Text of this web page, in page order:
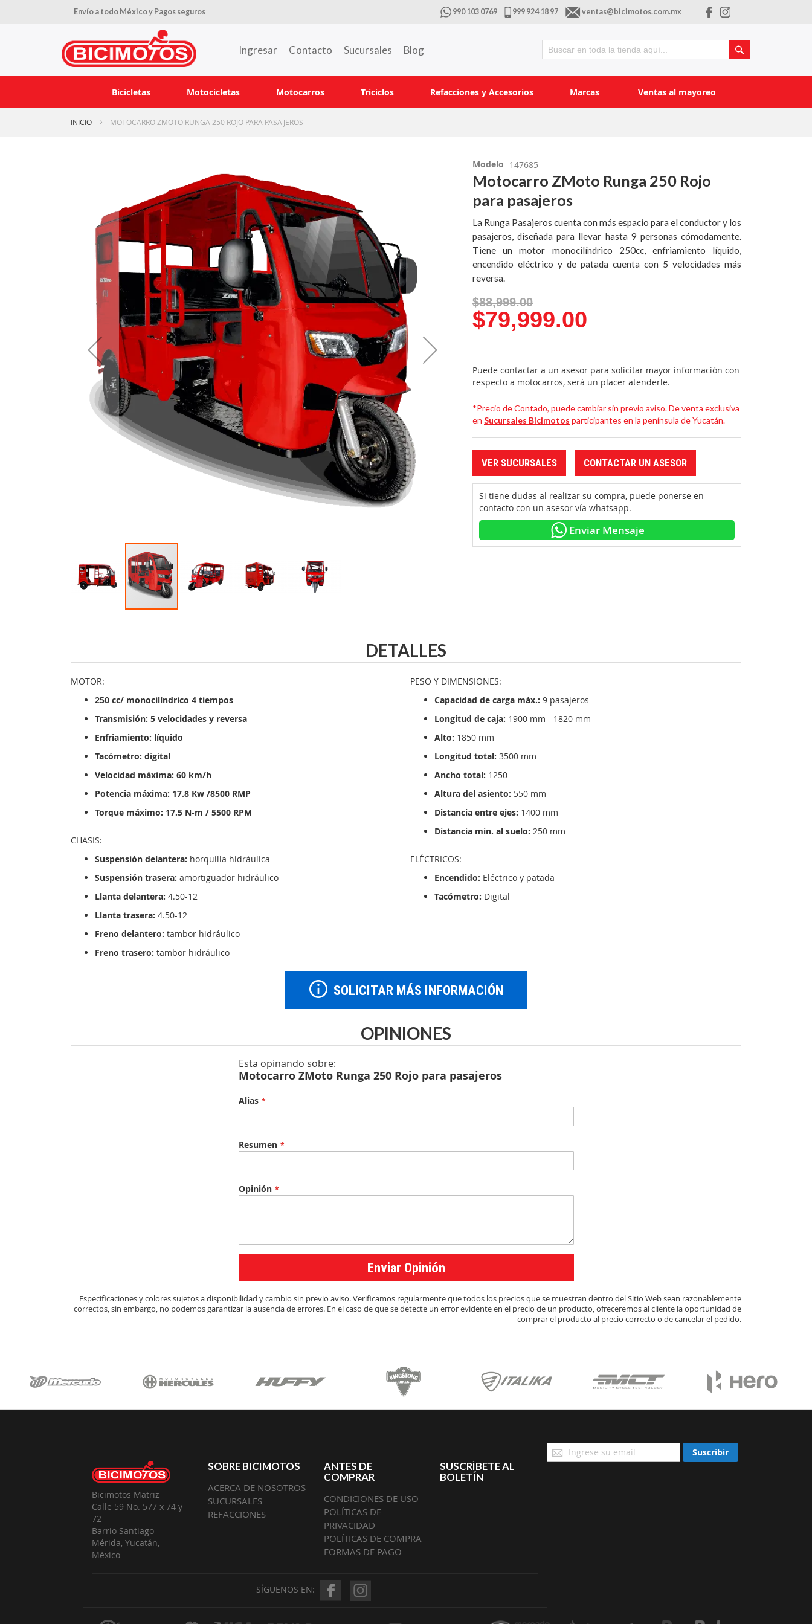
Envío a todo México y Pagos seguros 990 103 0769 999 924 18 97 ventas@bicimotos.com.mx
Ingresar Contacto Sucursales Blog
Buscar
Bicicletas Motocicletas Motocarros Triciclos Refacciones y Accesorios Marcas Ventas al mayoreo
INICIO MOTOCARRO ZMOTO RUNGA 250 ROJO PARA PASAJEROS
Modelo 147685
Motocarro ZMoto Runga 250 Rojo
para pasajeros
La Runga Pasajeros cuenta con más espacio para el conductor y los
pasajeros, diseñada para llevar hasta 9 personas cómodamente.
Tiene un motor monocilíndrico 250cc, enfriamiento líquido,
encendido eléctrico y de patada cuenta con 5 velocidades más
reversa.
$88,999.00
$79,999.00
Puede contactar a un asesor para solicitar mayor información con
respecto a motocarros, será un placer atenderle.
*Precio de Contado, puede cambiar sin previo aviso. De venta exclusiva
en Sucursales Bicimotos participantes en la península de Yucatán.
VER SUCURSALES CONTACTAR UN ASESOR
Si tiene dudas al realizar su compra, puede ponerse en
contacto con un asesor vía whatsapp.
Enviar Mensaje
DETALLES
MOTOR:
250 cc/ monocilíndrico 4 tiempos
Transmisión: 5 velocidades y reversa
Enfriamiento: líquido
Tacómetro: digital
Velocidad máxima: 60 km/h
Potencia máxima: 17.8 Kw /8500 RMP
Torque máximo: 17.5 N-m / 5500 RPM
CHASIS:
Suspensión delantera: horquilla hidráulica
Suspensión trasera: amortiguador hidráulico
Llanta delantera: 4.50-12
Llanta trasera: 4.50-12
Freno delantero: tambor hidráulico
Freno trasero: tambor hidráulico
PESO Y DIMENSIONES:
Capacidad de carga máx.: 9 pasajeros
Longitud de caja: 1900 mm - 1820 mm
Alto: 1850 mm
Longitud total: 3500 mm
Ancho total: 1250
Altura del asiento: 550 mm
Distancia entre ejes: 1400 mm
Distancia min. al suelo: 250 mm
ELÉCTRICOS:
Encendido: Eléctrico y patada
Tacómetro: Digital
SOLICITAR MÁS INFORMACIÓN
OPINIONES
Esta opinando sobre:
Motocarro ZMoto Runga 250 Rojo para pasajeros
Alias
Resumen
Opinión
Enviar Opinión
Especificaciones y colores sujetos a disponibilidad y cambio sin previo aviso. Verificamos regularmente que todos los precios que se muestran dentro del Sitio Web sean razonablemente
correctos, sin embargo, no podemos garantizar la ausencia de errores. En el caso de que se detecte un error evidente en el precio de un producto, ofreceremos al cliente la oportunidad de
comprar el producto al precio correcto o de cancelar el pedido.
Suscríbase
a
Suscribir
Bicimotos Matriz
Calle 59 No. 577 x 74 y
72
Barrio Santiago
Mérida, Yucatán,
México
SOBRE BICIMOTOS
ACERCA DE NOSOTROS
SUCURSALES
REFACCIONES
ANTES DE
COMPRAR
CONDICIONES DE USO
POLÍTICAS DE
PRIVACIDAD
POLÍTICAS DE COMPRA
FORMAS DE PAGO
SUSCRÍBETE AL
BOLETÍN
SÍGUENOS EN: